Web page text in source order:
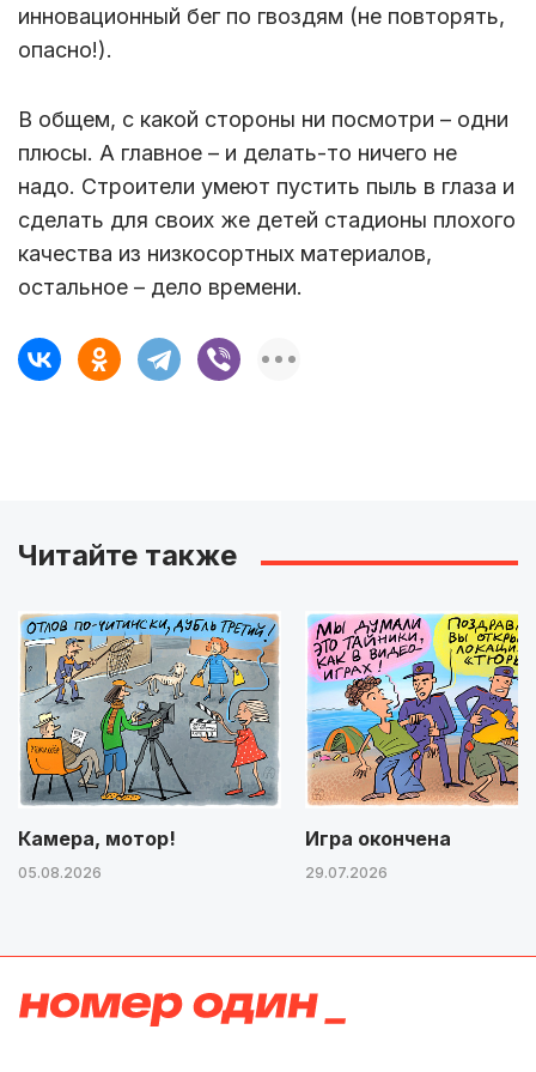
инновационный бег по гвоздям (не повторять,
опасно!).
В общем, с какой стороны ни посмотри – одни
плюсы. А главное – и делать-то ничего не
надо. Строители умеют пустить пыль в глаза и
сделать для своих же детей стадионы плохого
качества из низкосортных материалов,
остальное – дело времени.
Читайте также
Камера, мотор!
05.08.2026
Игра окончена
29.07.2026